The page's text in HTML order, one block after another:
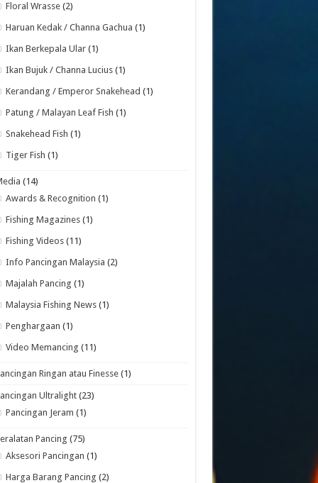
Floral Wrasse (2)
Haruan Kedak / Channa Gachua (1)
Ikan Berkepala Ular (1)
Ikan Bujuk / Channa Lucius (1)
Kerandang / Emperor Snakehead (1)
Patung / Malayan Leaf Fish (1)
Snakehead Fish (1)
Tiger Fish (1)
(14)
Awards & Recognition (1)
Fishing Magazines (1)
Fishing Videos (11)
Info Pancingan Malaysia (2)
Majalah Pancing (1)
Malaysia Fishing News (1)
Penghargaan (1)
Video Memancing (11)
Ringan atau Finesse (1)
Ultralight (23)
Pancingan Jeram (1)
Pancing (75)
Aksesori Pancingan (1)
Harga Barang Pancing (2)